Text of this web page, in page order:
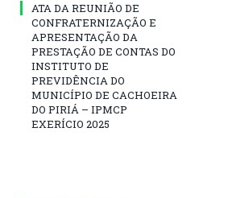
ATA DA REUNIÃO DE
CONFRATERNIZAÇÃO E
APRESENTAÇÃO DA
PRESTAÇÃO DE CONTAS DO
INSTITUTO DE
PREVIDÊNCIA DO
MUNICÍPIO DE CACHOEIRA
DO PIRIÁ – IPMCP
EXERÍCIO 2025